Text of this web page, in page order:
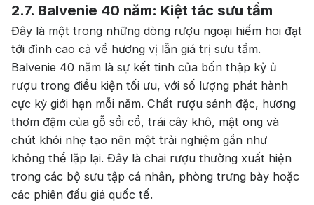
Top tìm kiếm
Rượu Vang Vang Pháp
Rượu Vang Ý
Rượu Vang Đỏ
Rượu Vang Trắng Whisky
Blended Scotch Whisky
2.7. Balvenie 40 năm: Kiệt tác sưu tầm
Đây là một trong những dòng rượu ngoại hiếm hoi đạt
tới đỉnh cao cả về hương vị lẫn giá trị sưu tầm.
Balvenie 40 năm là sự kết tinh của bốn thập kỷ ủ
rượu trong điều kiện tối ưu, với số lượng phát hành
cực kỳ giới hạn mỗi năm. Chất rượu sánh đặc, hương
thơm đậm của gỗ sồi cổ, trái cây khô, mật ong và
chút khói nhẹ tạo nên một trải nghiệm gần như
không thể lặp lại. Đây là chai rượu thường xuất hiện
trong các bộ sưu tập cá nhân, phòng trưng bày hoặc
các phiên đấu giá quốc tế.